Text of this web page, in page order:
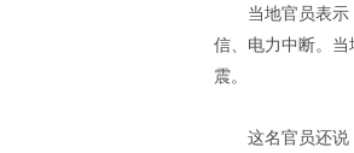
当地官员表
信、电力中断。
震。
这名官员还说